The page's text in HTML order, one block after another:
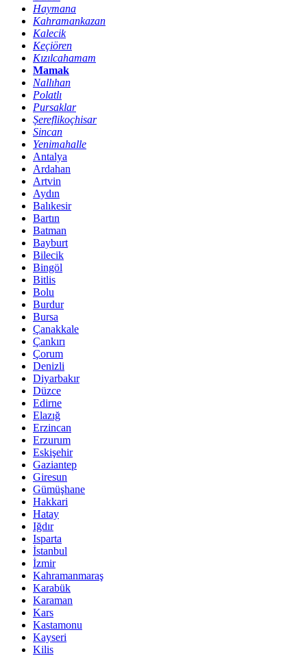
Haymana
Kahramankazan
Kalecik
Keçiören
Kızılcahamam
Mamak
Nallıhan
Polatlı
Pursaklar
Şereflikoçhisar
Sincan
Yenimahalle
Antalya
Ardahan
Artvin
Aydın
Balıkesir
Bartın
Batman
Bayburt
Bilecik
Bingöl
Bitlis
Bolu
Burdur
Bursa
Çanakkale
Çankırı
Çorum
Denizli
Diyarbakır
Düzce
Edirne
Elazığ
Erzincan
Erzurum
Eskişehir
Gaziantep
Giresun
Gümüşhane
Hakkari
Hatay
Iğdır
Isparta
İstanbul
İzmir
Kahramanmaraş
Karabük
Karaman
Kars
Kastamonu
Kayseri
Kilis